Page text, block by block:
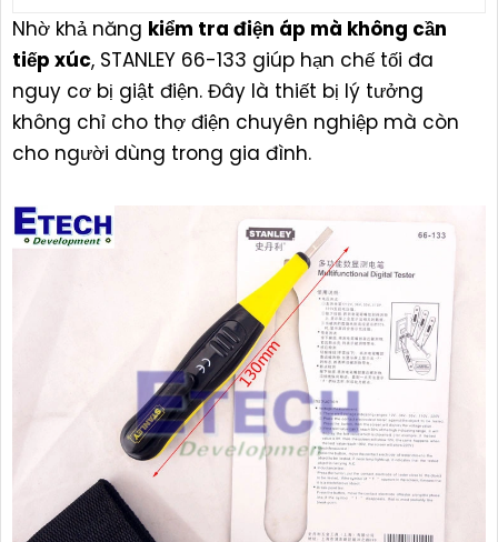
Nhờ khả năng kiểm tra điện áp mà không cần
tiếp xúc, STANLEY 66-133 giúp hạn chế tối đa
nguy cơ bị giật điện. Đây là thiết bị lý tưởng
không chỉ cho thợ điện chuyên nghiệp mà còn
cho người dùng trong gia đình.